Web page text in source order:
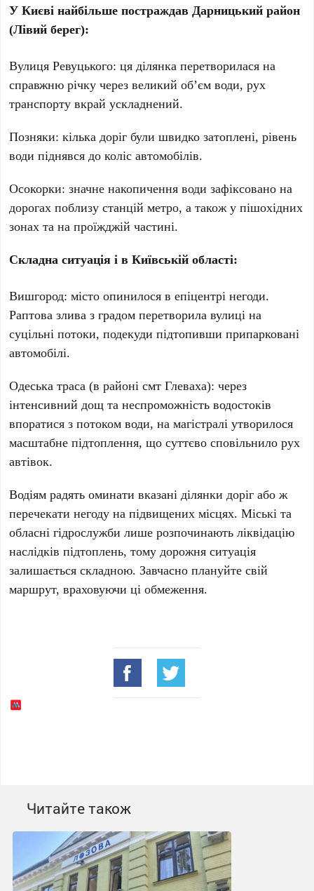
У Києві найбільше постраждав Дарницький район
(Лівий берег):
ВулицяРевуцького: ця ділянка перетворилася на
справжню річку через великий об’єм води, рух
транспорту вкрай ускладнений.
Позняки: кілька доріг були швидко затоплені, рівень
води піднявся до коліс автомобілів.
Осокорки: значне накопичення води зафіксовано на
дорогах поблизу станцій метро, а також у пішохідних
зонах та на проїжджій частині.
Складна ситуація і в Київській області:
Вишгород: місто опинилося в епіцентрі негоди.
Раптова злива з градом перетворила вулиці на
суцільні потоки, подекуди підтопивши припарковані
автомобілі.
Одеська траса (в районі смтГлеваха): через
інтенсивний дощ та неспроможність водостоків
впоратися з потоком води, на магістралі утворилося
масштабне підтоплення, що суттєво сповільнило рух
автівок.
Водіям радять оминати вказані ділянки доріг або ж
перечекати негоду на підвищених місцях. Міські та
обласні гідрослужби лише розпочинають ліквідацію
наслідків підтоплень, тому дорожня ситуація
залишається складною. Завчасно плануйте свій
маршрут, враховуючи ці обмеження.
Читайте також